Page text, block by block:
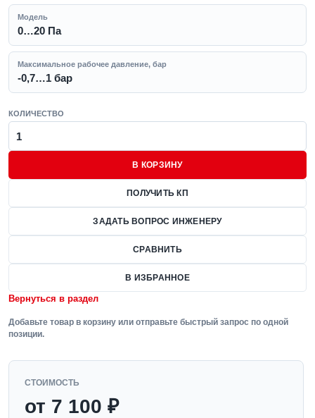
Модель
0…20 Па
Максимальное рабочее давление, бар
-0,7…1 бар
КОЛИЧЕСТВО
В КОРЗИНУ
ПОЛУЧИТЬ КП
ЗАДАТЬ ВОПРОС ИНЖЕНЕРУ
СРАВНИТЬ
В ИЗБРАННОЕ
Вернуться в раздел
Добавьте товар в корзину или отправьте быстрый запрос по одной
позиции.
СТОИМОСТЬ
от 7 100 ₽